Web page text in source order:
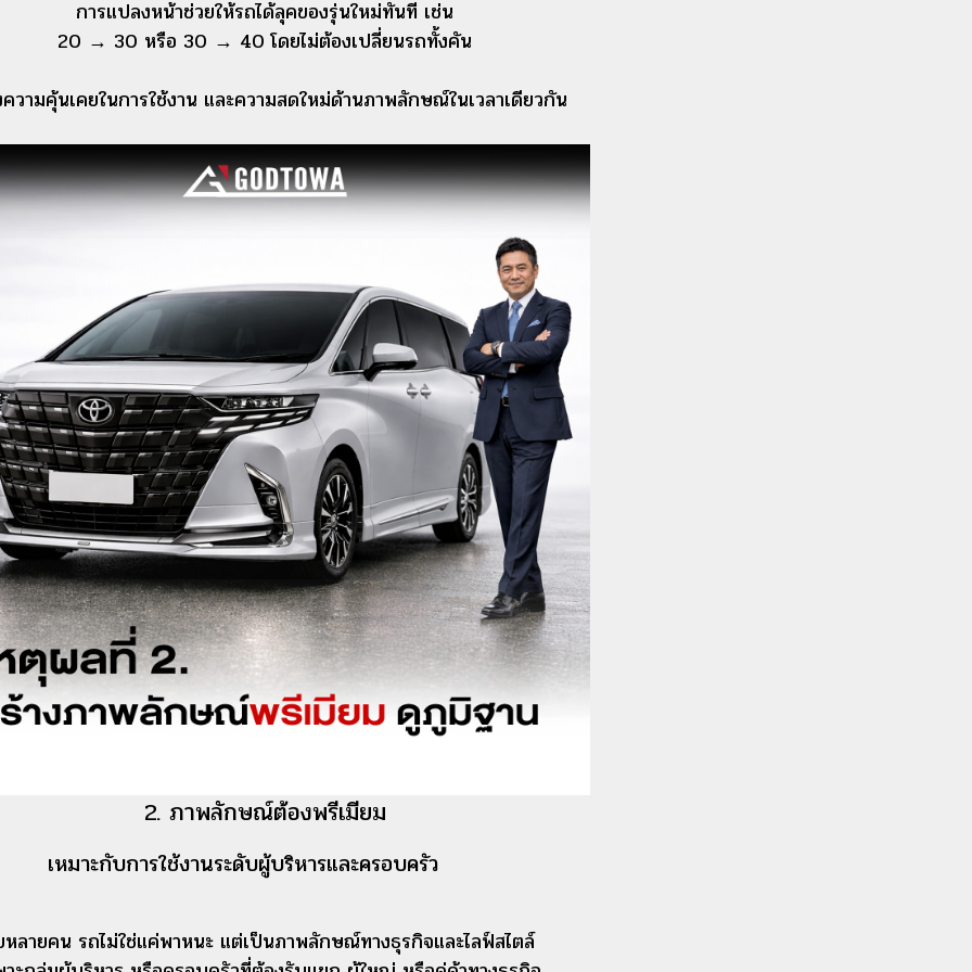
การแปลงหน้าช่วยให้รถได้ลุคของรุ่นใหม่ทันที เช่น
20 → 30 หรือ 30 → 40 โดยไม่ต้องเปลี่ยนรถทั้งคัน
วามคุ้นเคยในการใช้งาน และความสดใหม่ด้านภาพลักษณ์ในเวลาเดียวกัน
2. ภาพลักษณ์ต้องพรีเมียม
เหมาะกับการใช้งานระดับผู้บริหารและครอบครัว
ลายคน รถไม่ใช่แค่พาหนะ แต่เป็นภาพลักษณ์ทางธุรกิจและไลฟ์สไตล์